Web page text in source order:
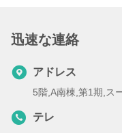
迅速な連絡
アドレス
5階,A南棟,第1期,ス
テレ